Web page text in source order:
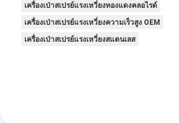
เครื่องเป่าสเปรย์แรงเหวี่ยงทองแดงคลอไรด์
เครื่องเป่าสเปรย์แรงเหวี่ยงความเร็วสูง OEM
เครื่องเป่าสเปรย์แรงเหวี่ยงสแตนเลส